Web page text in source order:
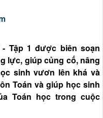
Tập 1 được biên soạn
lực, giúp củng cố, nâng
sinh vươn lên khá và
Toán và giúp học sinh
Toán học trong cuộc